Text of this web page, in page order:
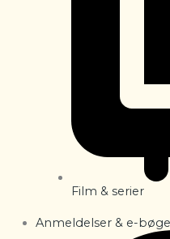
Film & serier
Anmeldelser & e-